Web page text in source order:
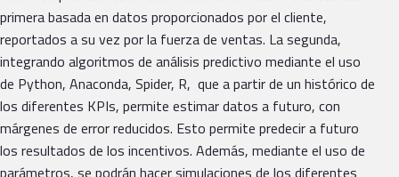
primera basada en datos proporcionados por el cliente,
reportados a su vez por la fuerza de ventas. La segunda,
integrando algoritmos de análisis predictivo mediante el uso
de Python, Anaconda, Spider, R, que a partir de un histórico de
los diferentes KPIs, permite estimar datos a futuro, con
márgenes de error reducidos. Esto permite predecir a futuro
los resultados de los incentivos. Además, mediante el uso de
parámetros, se podrán hacer simulaciones de los diferentes